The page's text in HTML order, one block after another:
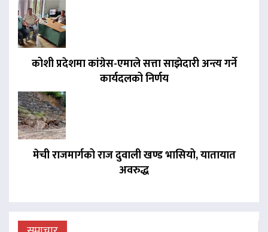
कोशी प्रदेशमा कांग्रेस-एमाले सत्ता साझेदारी अन्त्य गर्ने
कार्यदलको निर्णय
मेची राजमार्गको राज दुवाली खण्ड भासियो, यातायात
अवरुद्ध